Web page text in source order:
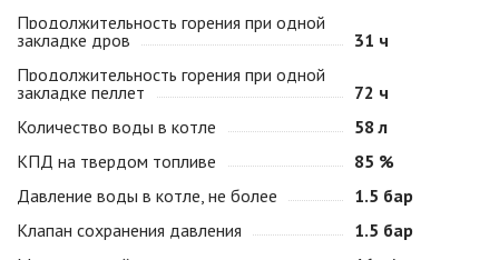
Продолжительность горения при одной
закладке дров
31 ч
Продолжительность горения при одной
закладке пеллет
72 ч
Количество воды в котле
58 л
КПД на твердом топливе
85 %
Давление воды в котле, не более
1.5 бар
Клапан сохранения давления
1.5 бар